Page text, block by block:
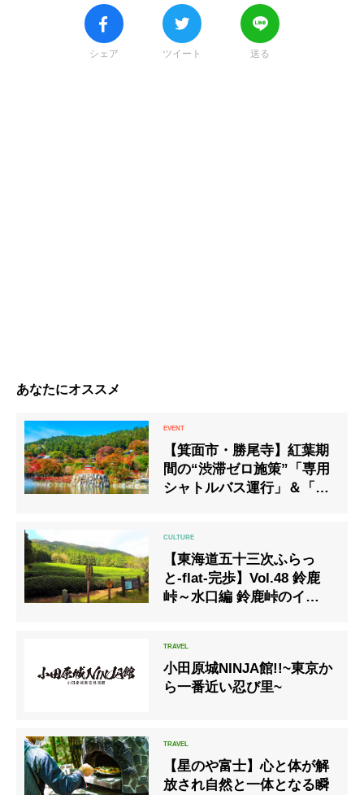
シェア ツイート 送る
あなたにオススメ
【箕面市・勝尾寺】紅葉期
間の“渋滞ゼロ施策”「専用
シャトルバス運行」＆「特
開始
【東海道五十三次ふらっ
と-flat-完歩】Vol.48 鈴鹿
峠～水口編 鈴鹿峠のイケメ
小田原城NINJA館!!~東京か
ら一番近い忍び里~
【星のや富士】心と体が解
放され自然と一体となる瞬